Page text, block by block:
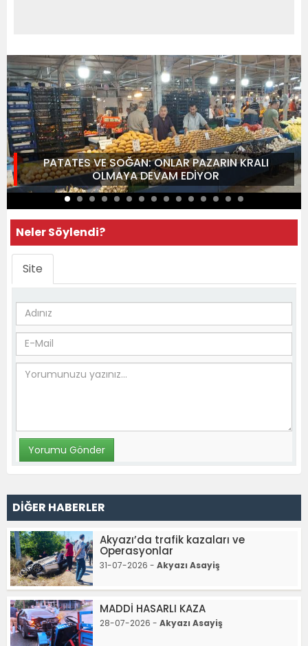
PATATES VE SOĞAN: ONLAR PAZARIN KRALI
OLMAYA DEVAM EDİYOR
Neler Söylendi?
Site
DİĞER HABERLER
Akyazı’da trafik kazaları ve
Operasyonlar
31-07-2026 - Akyazı Asayiş
MADDİ HASARLI KAZA
28-07-2026 - Akyazı Asayiş